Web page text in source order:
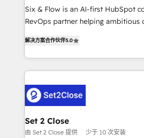
reconocimiento del ecosistema.
Partner, el nivel más alto. +700 clientes
Hospital ABC, Hogares Unión, Yves
MacStore, Café Britt, Bella Piel,
respuestas para empezar. Te
el primer caso de uso que más
días.
Six & Flow is an AI-first HubSpot
RevOps partner helping ambitious
Operating across the UK,
Canada, we’ve delivered
HubSpot projects for mid-market
combine HubSpot, data, and AI to
go-to-market systems that align
and technology for predictable,
growth. Our expertise spans
解决方案合作伙伴5.0
Set 2 Close
由 Set 2 Close 提供 少于 10 次安装